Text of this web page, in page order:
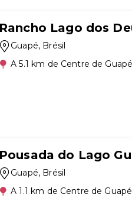
Rancho Lago dos
Guapé, Brésil
A 5.1 km de Centre de Guapé
Pousada do Lago
Guapé, Brésil
A 1.1 km de Centre de Guapé